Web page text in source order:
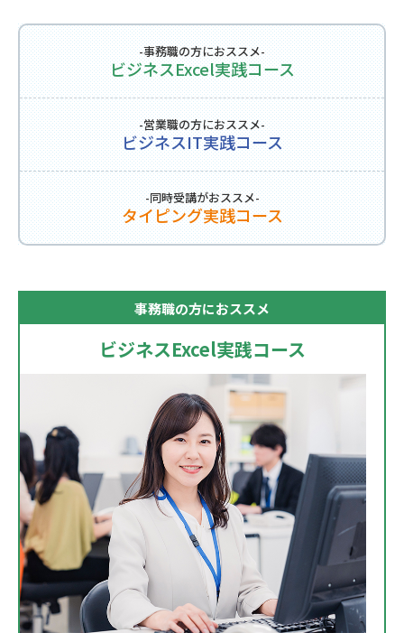
-事務職の方におススメ-
ビジネスExcel実践コース
-営業職の方におススメ-
ビジネスIT実践コース
-同時受講がおススメ-
タイピング実践コース
事務職の方におススメ
ビジネスExcel実践コース